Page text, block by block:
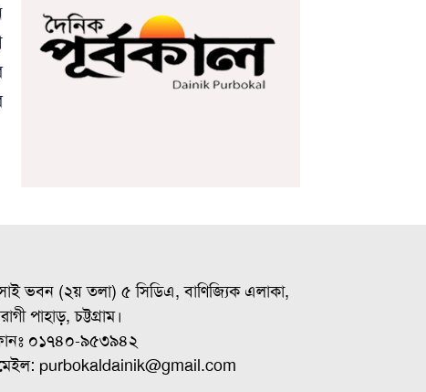
ভবন (২য় তলা) ৫ সিডিএ, বাণিজ্যিক এলাকা,
পাহাড়, চট্টগ্রাম।
০১৭৪০-৯৫৩৯৪২
purbokaldainik@gmail.com